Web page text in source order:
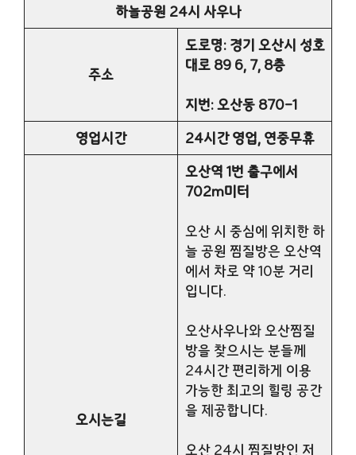
하늘공원 24시 사우나
주소
도로명: 경기 오산시 성호
대로 89 6, 7, 8층
지번: 오산동 870-1
영업시간
24시간 영업, 연중무휴
오시는길
오산역 1번 출구에서
702m미터
오산 시 중심에 위치한 하
늘 공원 찜질방은 오산역
에서 차로 약 10분 거리
입니다.
오산사우나와 오산찜질
방을 찾으시는 분들께
24시간 편리하게 이용
가능한 최고의 힐링 공간
을 제공합니다.
오산 24시 찜질방인 저